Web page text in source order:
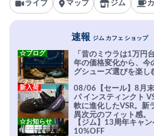
ライブ マップ ジム
速報 ジム カフェ ショップ
「昔のミウラは1万円
年の価格変化から、今
グシューズ選びを楽し
☆ブログ
08/06【セール】8月
パ インスティンクト
軟に進化したVSR。新
異次元のフィット感。
新入荷
【ジム】13周年キャ
10%OFF
☆お知らせ